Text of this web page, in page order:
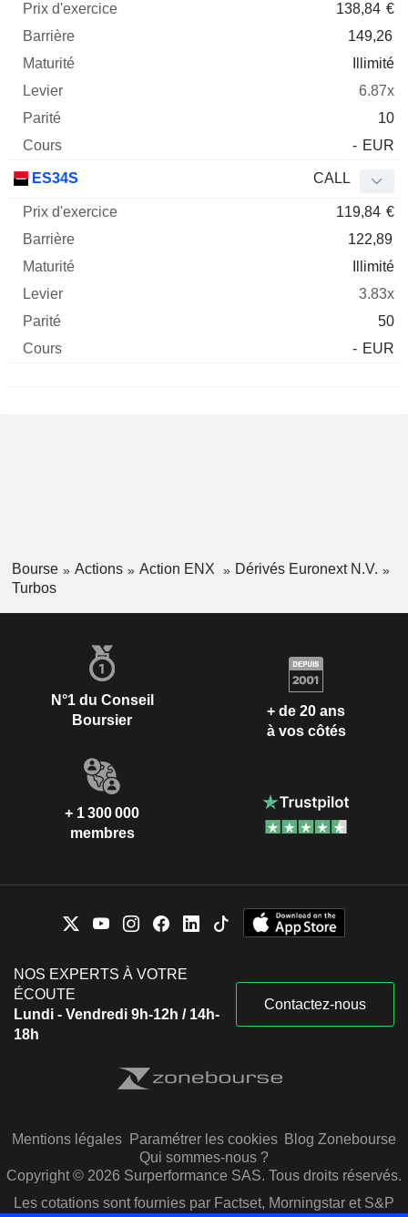
138,84 €
149,26
Illimité
6.87x
10
- EUR
ES34S CALL
119,84 €
122,89
Illimité
3.83x
50
- EUR
Bourse Actions Action ENX
Dérivés Euronext N.V.
Turbos
N°1 du Conseil
Boursier
+ de 20 ans
à vos côtés
+ 1 300 000
membres
NOS EXPERTS À VOTRE
ÉCOUTE
Lundi - Vendredi 9h-12h / 14h-
18h
Contactez-nous
Mentions légales Paramétrer les cookies Blog Zonebourse
Qui sommes-nous ?
Copyright © 2026 Surperformance SAS. Tous droits réservés.
Les cotations sont fournies par Factset, Morningstar et S&P